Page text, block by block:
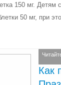
150 мг. Детям
50 мг, при
Как